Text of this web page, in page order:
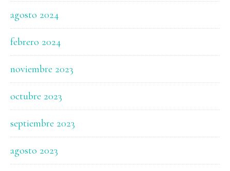
agosto 2024
febrero 2024
noviembre 2023
octubre 2023
septiembre 2023
agosto 2023